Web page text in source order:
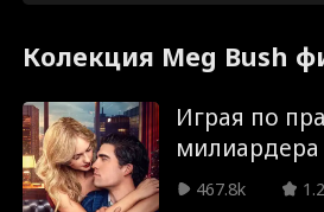
Колекция Meg Bush
Играя по
милиардера
467.8k